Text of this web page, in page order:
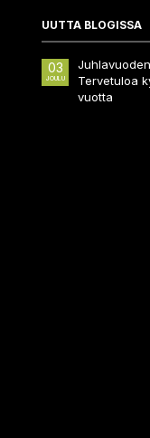
UUTTA BLOGISSA
03
JOULU
Tervetuloa
vuotta